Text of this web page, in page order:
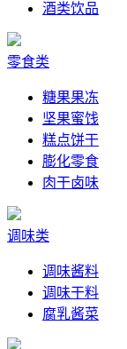
酒类饮品
零食类
糖果果冻
坚果蜜饯
糕点饼干
膨化零食
肉干卤味
调味类
调味酱料
调味干料
腐乳酱菜